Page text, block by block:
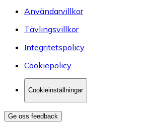
Användarvillkor
Tävlingsvillkor
Integritetspolicy
Cookiepolicy
Cookieinställningar
Ge oss feedback